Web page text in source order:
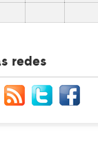
redes